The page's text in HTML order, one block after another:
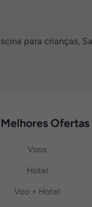
para crianças,
Ofertas
Voos
Hotel
Voo + Hotel